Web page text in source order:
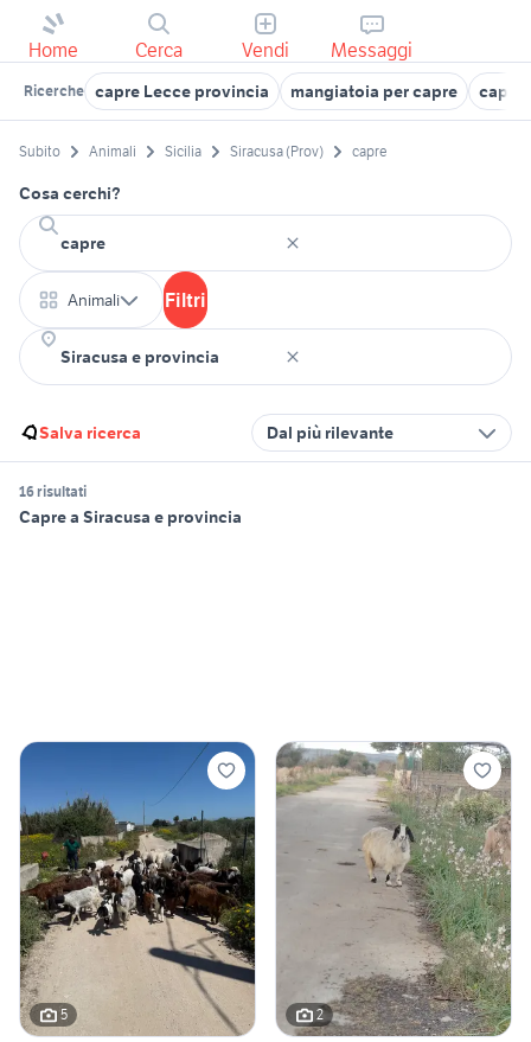
Home Cerca Vendi Messaggi
Ricerche capre Lecce provincia mangiatoia per capre capre
Subito Animali Sicilia Siracusa (Prov) capre
Cosa cerchi?
Animali Filtri
Salva ricerca Dal più rilevante
16 risultati
Capre a Siracusa e provincia
5 2